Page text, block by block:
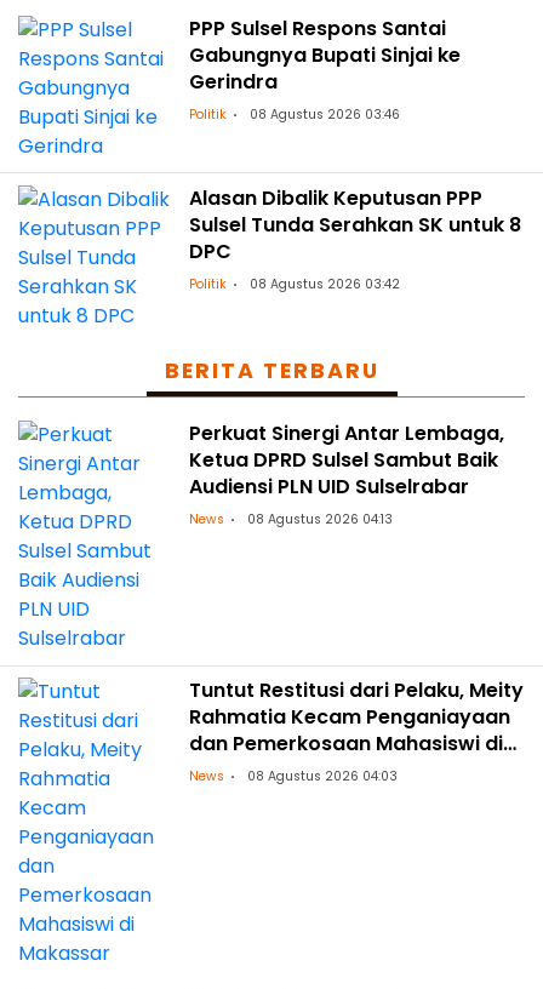
PPP Sulsel Respons Santai
Gabungnya Bupati Sinjai ke
Gerindra
Politik 08 Agustus 2026 03:46
Alasan Dibalik Keputusan PPP
Sulsel Tunda Serahkan SK untuk 8
DPC
Politik 08 Agustus 2026 03:42
BERITA TERBARU
Perkuat Sinergi Antar Lembaga,
Ketua DPRD Sulsel Sambut Baik
Audiensi PLN UID Sulselrabar
News 08 Agustus 2026 04:13
Tuntut Restitusi dari Pelaku, Meity
Rahmatia Kecam Penganiayaan
dan Pemerkosaan Mahasiswi di
Makassar
News 08 Agustus 2026 04:03